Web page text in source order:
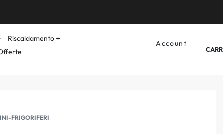
Riscaldamento
Account
FRIGORIFERI